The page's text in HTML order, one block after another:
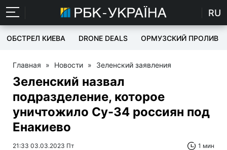
RU
ОБСТРЕЛ КИЕВА DRONE DEALS ОРМУЗСКИЙ ПРОЛИВ
Главная » Новости » Зеленский заявления
Зеленский назвал
подразделение, которое
уничтожило Су-34 россиян под
Енакиево
21:33 03.03.2023 Пт 1 мин